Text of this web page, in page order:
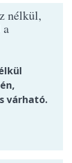
nélkül,
a
várható.